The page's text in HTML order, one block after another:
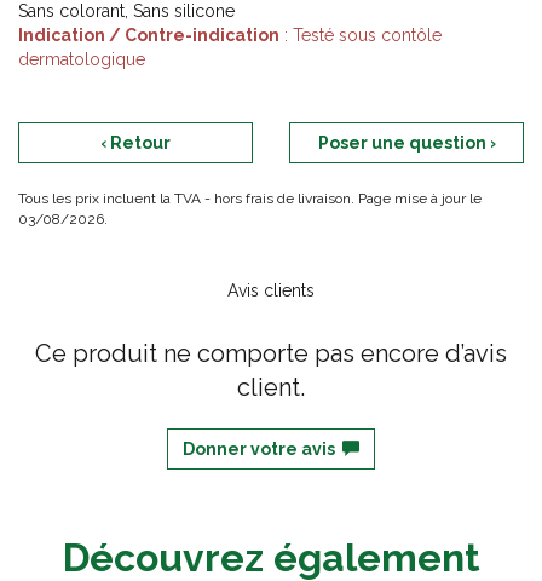
Sans colorant, Sans silicone
Indication / Contre-indication : Testé sous contôle
dermatologique
‹ Retour Poser une question ›
Tous les prix incluent la TVA - hors frais de livraison. Page mise à jour le
03/08/2026.
Avis clients
Ce produit ne comporte pas encore d’avis
client.
Donner votre avis
Découvrez également